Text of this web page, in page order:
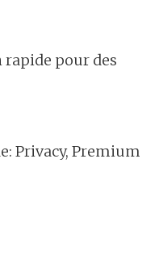
rapide pour des
Privacy, Premium